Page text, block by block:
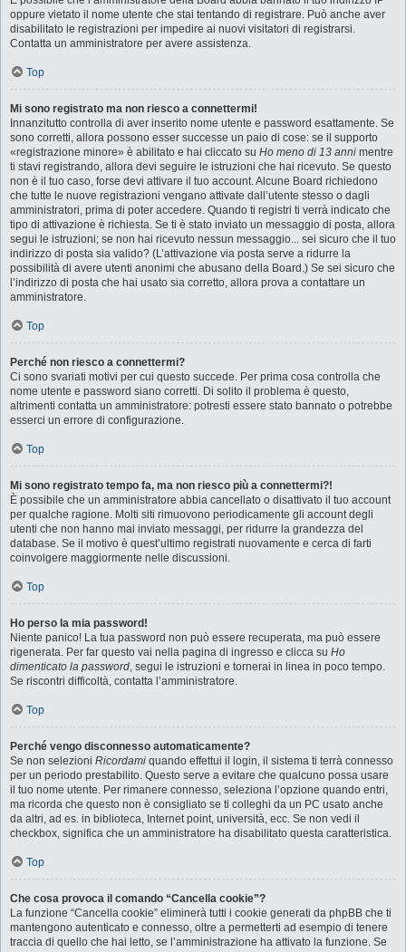
oppure vietato il nome utente che stai tentando di registrare. Può anche aver
disabilitato le registrazioni per impedire ai nuovi visitatori di registrarsi.
Contatta un amministratore per avere assistenza.
Top
Mi sono registrato ma non riesco a connettermi!
Innanzitutto controlla di aver inserito nome utente e password esattamente. Se
sono corretti, allora possono esser successe un paio di cose: se il supporto
«registrazione minore» è abilitato e hai cliccato su Ho meno di 13 anni mentre
ti stavi registrando, allora devi seguire le istruzioni che hai ricevuto. Se questo
non è il tuo caso, forse devi attivare il tuo account. Alcune Board richiedono
che tutte le nuove registrazioni vengano attivate dall’utente stesso o dagli
amministratori, prima di poter accedere. Quando ti registri ti verrà indicato che
tipo di attivazione è richiesta. Se ti è stato inviato un messaggio di posta, allora
segui le istruzioni; se non hai ricevuto nessun messaggio... sei sicuro che il tuo
indirizzo di posta sia valido? (L’attivazione via posta serve a ridurre la
possibilità di avere utenti anonimi che abusano della Board.) Se sei sicuro che
l’indirizzo di posta che hai usato sia corretto, allora prova a contattare un
amministratore.
Top
Perché non riesco a connettermi?
Ci sono svariati motivi per cui questo succede. Per prima cosa controlla che
nome utente e password siano corretti. Di solito il problema è questo,
altrimenti contatta un amministratore: potresti essere stato bannato o potrebbe
esserci un errore di configurazione.
Top
Mi sono registrato tempo fa, ma non riesco più a connettermi?!
È possibile che un amministratore abbia cancellato o disattivato il tuo account
per qualche ragione. Molti siti rimuovono periodicamente gli account degli
utenti che non hanno mai inviato messaggi, per ridurre la grandezza del
database. Se il motivo è quest’ultimo registrati nuovamente e cerca di farti
coinvolgere maggiormente nelle discussioni.
Top
Ho perso la mia password!
Niente panico! La tua password non può essere recuperata, ma può essere
rigenerata. Per far questo vai nella pagina di ingresso e clicca su Ho
dimenticato la password, segui le istruzioni e tornerai in linea in poco tempo.
Se riscontri difficoltà, contatta l’amministratore.
Top
Perché vengo disconnesso automaticamente?
Se non selezioni Ricordami quando effettui il login, il sistema ti terrà connesso
per un periodo prestabilito. Questo serve a evitare che qualcuno possa usare
il tuo nome utente. Per rimanere connesso, seleziona l’opzione quando entri,
ma ricorda che questo non è consigliato se ti colleghi da un PC usato anche
da altri, ad es. in biblioteca, Internet point, università, ecc. Se non vedi il
checkbox, significa che un amministratore ha disabilitato questa caratteristica.
Top
Che cosa provoca il comando “Cancella cookie”?
La funzione “Cancella cookie” eliminerà tutti i cookie generati da phpBB che ti
mantengono autenticato e connesso, oltre a permetterti ad esempio di tenere
traccia di quello che hai letto, se l’amministrazione ha attivato la funzione. Se